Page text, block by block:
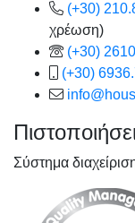
(+30)
χρέωση)
(+30)
(+30)
Σύστημα